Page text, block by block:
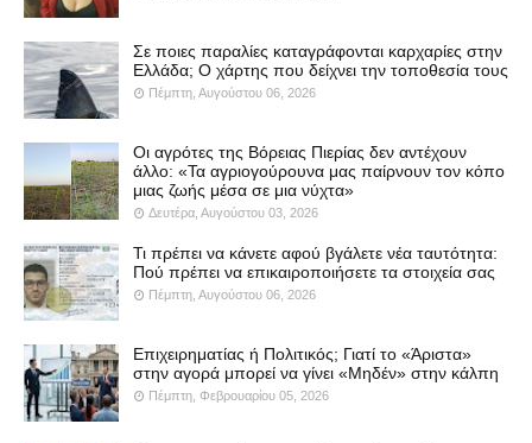
Σε ποιες παραλίες καταγράφονται καρχαρίες στην
Ελλάδα; Ο χάρτης που δείχνει την τοποθεσία τους
Πέμπτη, Αυγούστου 06, 2026
Οι αγρότες της Βόρειας Πιερίας δεν αντέχουν
άλλο: «Τα αγριογούρουνα μας παίρνουν τον κόπο
μιας ζωής μέσα σε μια νύχτα»
Δευτέρα, Αυγούστου 03, 2026
Τι πρέπει να κάνετε αφού βγάλετε νέα ταυτότητα:
Πού πρέπει να επικαιροποιήσετε τα στοιχεία σας
Πέμπτη, Αυγούστου 06, 2026
Επιχειρηματίας ή Πολιτικός; Γιατί το «Άριστα»
στην αγορά μπορεί να γίνει «Μηδέν» στην κάλπη
Πέμπτη, Φεβρουαρίου 05, 2026